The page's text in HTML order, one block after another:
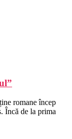
romane încep
Încă de la prima